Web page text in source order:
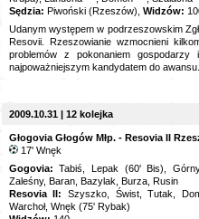
Sędzia: Piwoński (Rzeszów), Widzów:
Udanym występem w podrzeszowskim
Resovii. Rzeszowianie wzmocnieni
problemów z pokonaniem
najpoważniejszym kandydatem do awansu.
2009.10.31 | 12 kolejka
Głogovia Głogów Młp. - Resovia II
17' Wnęk
Gogovia:
Tabiś, Lepak (60' Bis),
Zaleśny, Baran, Bazylak, Burza, Rusin
Resovia II: Szyszko, Świst, Tutak,
Warchoł, Wnęk (75' Rybak)